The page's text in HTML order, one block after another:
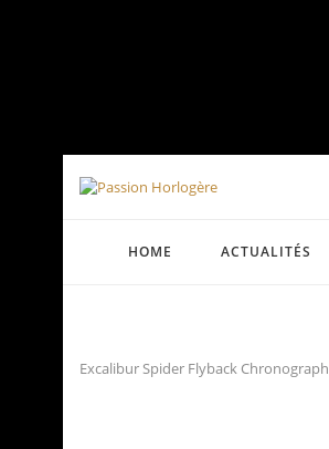
HOME ACTUALITÉS
Excalibur Spider Flyback Chronograph